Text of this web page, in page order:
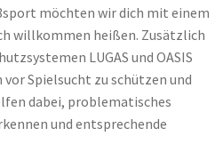
möchten wir dich mit einem
willkommen heißen. Zusätzlich
LUGAS und OASIS
Spielsucht zu schützen und
dabei, problematisches
und entsprechende